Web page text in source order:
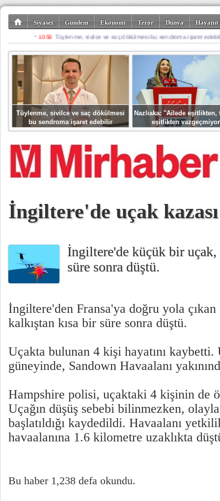
Siyaset Gündem Ekonomi Terör Dünya
Kültür-Sanat
Bilim-Teknoloji Gezi-Turizm Spor Misafir
Tüylenme, sivilce ve saç dökülmesi
bu sendroma işaret edebilir
Nazlıaka: ''Ailede eşitlikten,
eşitlikten
İngiltere'de uçak kazası
İngiltere'de küçük bir uçak,
süre sonra düştü.
İngiltere'den Fransa'ya doğru yola
kalkıştan kısa bir süre sonra düştü.
Uçakta bulunan 4 kişi hayatını
güneyinde, Sandown Havaalanı
Hampshire polisi, uçaktaki 4 kişinin de
Uçağın düşüş sebebi bilinmezken,
başlatıldığı kaydedildi. Havaalanı
havaalanına 1.6 kilometre uzaklıkta
Bu haber 1,238 defa okundu.